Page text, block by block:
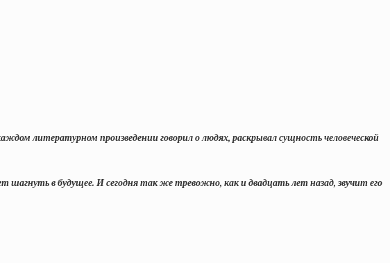
литературном произведении говорил о людях, раскрывал сущность человеческой
в будущее. И сегодня так же тревожно, как и двадцать лет назад, звучит его